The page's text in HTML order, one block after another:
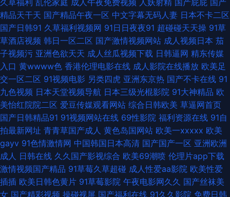
巨乳 精品国产香蕉日日夜夜 91官方网页入口在线观看 91午夜视频 91av足交
久久五区 91视频9999 欧美性爱影音先锋影院 91网站入库 人妻婷婷在线网观
看 成人夜夜夜网 伊人久久五月 国产在线香蕉伊 91大片免费观看视频 91草草
人人人 久久少妇毛片 91久久国产精品 狼人肏屄 91网站免费 日韩123区 91伊
人在线影院 日韩精品视频播放成人 豆奶视频导航 亚洲主播国产 黄色91视频
91豆花原创 久草久ab www99色色 亚洲不卡网 国产福利AV网站 91n在线国
产对白 久久东京热大香蕉 91午夜福利免费 日韩欧美性爱A片 AV无码波多野
久草福利 乱伦家庭 成人午夜免费视频 人妖射精 国产屁屁 国产
精品天干天 国产精品午夜一区 中文字幕无码人妻 日本不卡二区
国产日韩91 久草福利视频网 91日日夜夜91 超碰碰天天操 91草
草酒店视频 韩日一区二区 国产激情视频网站 成人视频日本 茄
子视频污 亚洲色欲天天 成人丝瓜视频下载 日韩逼网 精东传媒
入口 黄wwww色 香港伦理电影在线 成人影院在线播放 欧美足
交一区二区 91视频电影 另类四虎 亚洲东京热 国产不卡在线 91
九色视频 日本天堂视频导航 日本三级光棍影院 91大神精品 欧
美怡红院院二区 爱豆传媒观看网站 综合日韩欧美 草逼网首页
国产日韩精品91 91视频网站在线 69性影院 福利资源在线 91自
拍最新网址 青青草国产成人 黄色岛国网站 欧美一xxxxx 欧美
gayv 91色情激情网 中国韩国日本高清 国产国产一区 亚洲欧洲
成人 日韩在线 久久国产影视综合 欧美69潮喷 伦理片app下载
激情视频国产精品 91草莓久草超碰 成人性爱aa影院 欧美性爱
插插 欧美日韩色黄片 91草莓影院 午夜电影网久久 国产丝袜美
女 国产精彩视频 操碰视屏 国产福利在线 91久久影院 免费日韩